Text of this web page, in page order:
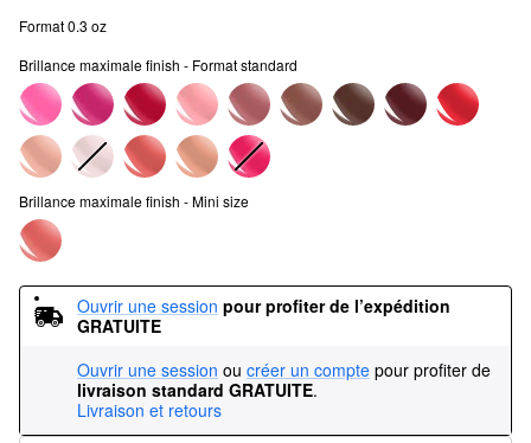
Format 0.3 oz
Brillance maximale finish - Format standard
Brillance maximale finish - Mini size
Ouvrir une session pour profiter de l’expédition
GRATUITE
Ouvrir une session ou créer un compte pour profiter de
livraison standard GRATUITE.
Livraison et retours